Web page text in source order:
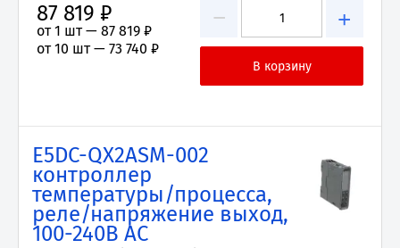
− +
87 819 ₽
от 1 шт — 87 819 ₽
от 10 шт — 73 740 ₽
E5DC-QX2ASM-002
контроллер
температуры/процесса,
реле/напряжение выход,
100-240В AC